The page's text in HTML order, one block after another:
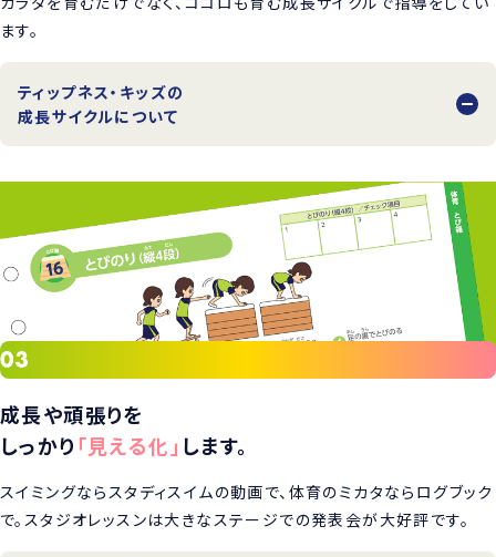
ます。
ティップネス・キッズの
成長サイクルについて
成長や頑張りを
しっかり 「見える化」 します。
スイミングならスタディスイムの動画で、体育のミカタならログブック
で。スタジオレッスンは大きなステージでの発表会が大好評です。